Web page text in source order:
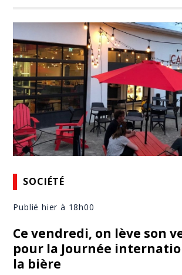
SOCIÉTÉ
Publié hier à 18h00
Ce vendredi, on lève son
pour la Journée
la bière